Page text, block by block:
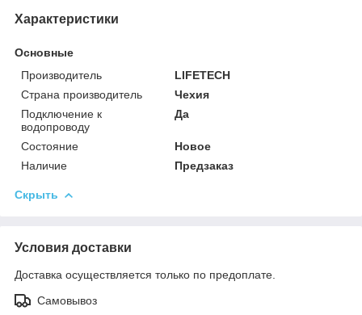
Характеристики
Основные
Производитель
LIFETECH
Страна производитель
Чехия
Подключение к
водопроводу
Да
Состояние
Новое
Наличие
Предзаказ
Скрыть
Условия доставки
Доставка осуществляется только по предоплате.
Самовывоз